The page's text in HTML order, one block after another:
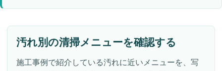
汚れ別の清掃メニューを確認する
施工事例で紹介している汚れに近いメニューを、写